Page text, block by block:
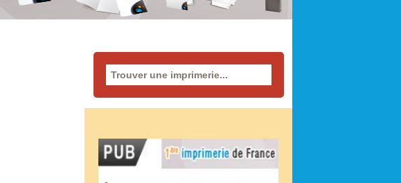
Rechercher